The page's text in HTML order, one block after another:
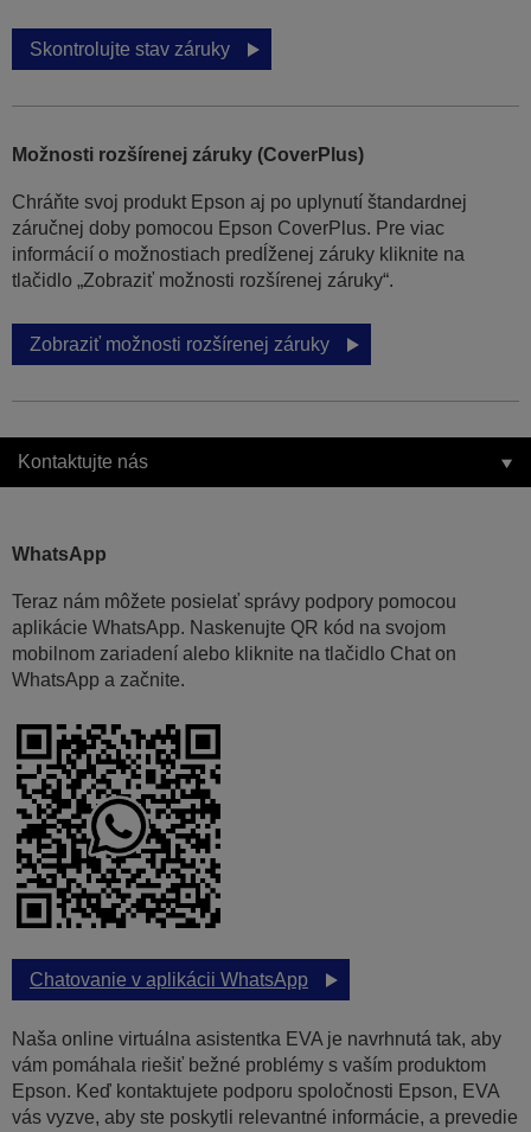
Skontrolujte stav záruky
Možnosti rozšírenej záruky (CoverPlus)
Chráňte svoj produkt Epson aj po uplynutí štandardnej
záručnej doby pomocou Epson CoverPlus. Pre viac
informácií o možnostiach predĺženej záruky kliknite na
tlačidlo „Zobraziť možnosti rozšírenej záruky“.
Zobraziť možnosti rozšírenej záruky
Kontaktujte nás
WhatsApp
Teraz nám môžete posielať správy podpory pomocou
aplikácie WhatsApp. Naskenujte QR kód na svojom
mobilnom zariadení alebo kliknite na tlačidlo Chat on
WhatsApp a začnite.
Chatovanie v aplikácii WhatsApp
Naša online virtuálna asistentka EVA je navrhnutá tak, aby
vám pomáhala riešiť bežné problémy s vaším produktom
Epson. Keď kontaktujete podporu spoločnosti Epson, EVA
vás vyzve, aby ste poskytli relevantné informácie, a prevedie